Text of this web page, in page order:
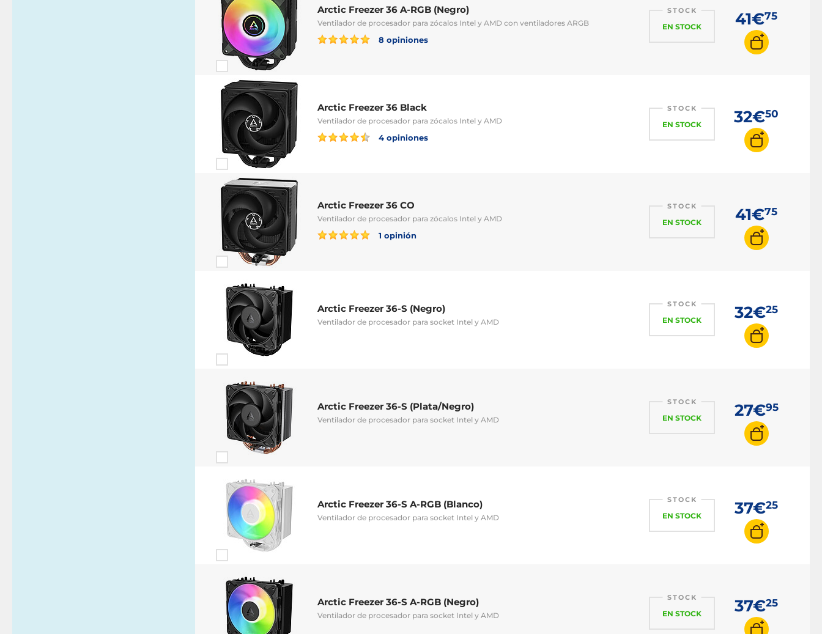
Arctic Freezer 36 A-RGB (Negro)
Ventilador de procesador para zócalos Intel y AMD con ventiladores ARGB
8 opiniones
STOCK
EN STOCK 41€75
Arctic Freezer 36 Black
Ventilador de procesador para zócalos Intel y AMD
4 opiniones
STOCK
EN STOCK 32€50
Arctic Freezer 36 CO
Ventilador de procesador para zócalos Intel y AMD
1 opinión
STOCK
EN STOCK 41€75
Arctic Freezer 36-S (Negro)
Ventilador de procesador para socket Intel y AMD
STOCK
EN STOCK 32€25
Arctic Freezer 36-S (Plata/Negro)
Ventilador de procesador para socket Intel y AMD
STOCK
EN STOCK 27€95
Arctic Freezer 36-S A-RGB (Blanco)
Ventilador de procesador para socket Intel y AMD
STOCK
EN STOCK 37€25
Arctic Freezer 36-S A-RGB (Negro)
Ventilador de procesador para socket Intel y AMD
STOCK
EN STOCK 37€25